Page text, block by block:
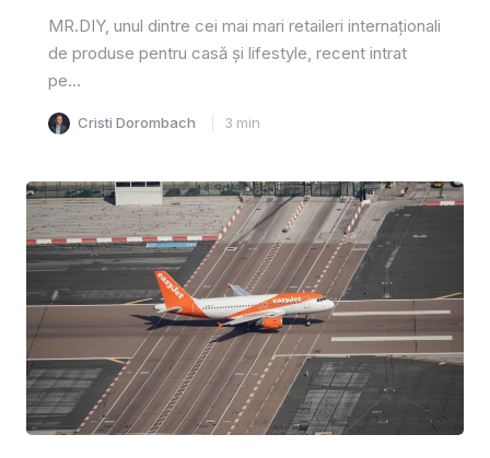
MR.DIY, unul dintre cei mai mari retaileri internaționali
de produse pentru casă și lifestyle, recent intrat
pe...
Cristi Dorombach 3 min